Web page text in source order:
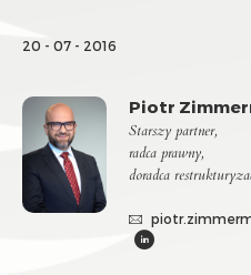
20 - 07 - 2016
Piotr
Starszy partner,
radca prawny,
doradca